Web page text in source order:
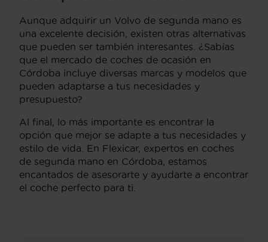
Aunque adquirir un Volvo de segunda mano es
una excelente decisión, existen otras alternativas
que pueden ser también interesantes. ¿Sabías
que el mercado de coches de ocasión en
Córdoba incluye diversas marcas y modelos que
pueden adaptarse a tus necesidades y
presupuesto?
Al final, lo más importante es encontrar la
opción que mejor se adapte a tus necesidades y
estilo de vida. En Flexicar, expertos en coches
de segunda mano en Córdoba, estamos
encantados de asesorarte y ayudarte a encontrar
el coche perfecto para ti.